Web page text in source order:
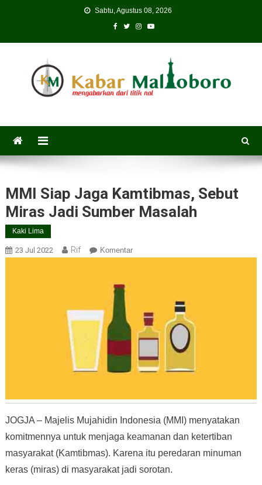
Sabtu, Agustus 08, 2026
MMI Siap Jaga Kamtibmas, Sebut
Miras Jadi Sumber Masalah
Kaki Lima
23 Jul 2022 Rif Komentar
JOGJA – Majelis Mujahidin Indonesia (MMI) menyatakan
komitmennya untuk menjaga keamanan dan ketertiban
masyarakat (Kamtibmas). Karena itu peredaran minuman
keras (miras) di masyarakat jadi sorotan.